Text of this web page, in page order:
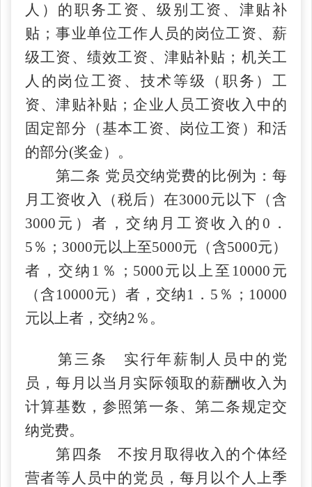
人）的职务工资、级别工资、津贴补
贴；事业单位工作人员的岗位工资、薪
级工资、绩效工资、津贴补贴；机关工
人的岗位工资、技术等级（职务）工
资、津贴补贴；企业人员工资收入中的
固定部分（基本工资、岗位工资）和活
的部分(奖金）。
第二条 党员交纳党费的比例为：每
月工资收入（税后）在3000元以下（含
3000元）者，交纳月工资收入的0．
5％；3000元以上至5000元（含5000元）
者，交纳1％；5000元以上至10000元
（含10000元）者，交纳1．5％；10000
元以上者，交纳2％。
第三条 实行年薪制人员中的党
员，每月以当月实际领取的薪酬收入为
计算基数，参照第一条、第二条规定交
纳党费。
第四条 不按月取得收入的个体经
营者等人员中的党员，每月以个人上季